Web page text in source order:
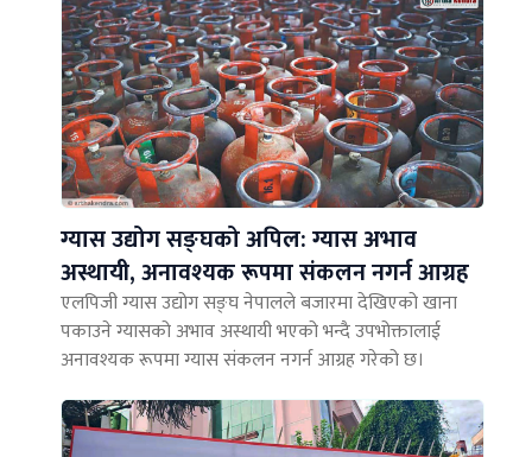
ग्यास उद्योग सङ्घको अपिल: ग्यास अभाव
अस्थायी, अनावश्यक रूपमा संकलन नगर्न आग्रह
एलपिजी ग्यास उद्योग सङ्घ नेपालले बजारमा देखिएको खाना
पकाउने ग्यासको अभाव अस्थायी भएको भन्दै उपभोक्तालाई
अनावश्यक रूपमा ग्यास संकलन नगर्न आग्रह गरेको छ।